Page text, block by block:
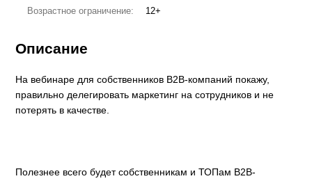
Возрастное ограничение:
12+
Описание
На вебинаре для собственников B2B-компаний покажу,
правильно делегировать маркетинг на сотрудников и не
потерять в качестве.
Полезнее всего будет собственникам и ТОПам B2B-